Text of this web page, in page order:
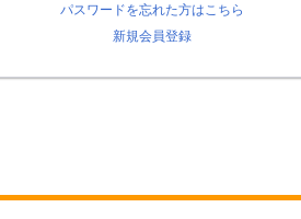
パスワードを忘れた方はこちら
新規会員登録